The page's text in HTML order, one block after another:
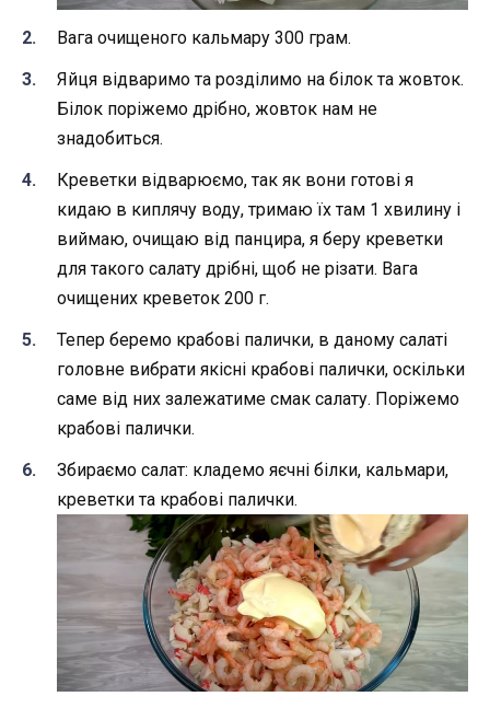
Вага очищеного кальмару 300 грам.
Яйця відваримо та розділимо на білок та жовток.
Білок поріжемо дрібно, жовток нам не
знадобиться.
Креветки відварюємо, так як вони готові я
кидаю в киплячу воду, тримаю їх там 1 хвилину і
виймаю, очищаю від панцира, я беру креветки
для такого салату дрібні, щоб не різати. Вага
очищених креветок 200 г.
Тепер беремо крабові палички, в даному салаті
головне вибрати якісні крабові палички, оскільки
саме від них залежатиме смак салату. Поріжемо
крабові палички.
Збираємо салат: кладемо яєчні білки, кальмари,
креветки та крабові палички.